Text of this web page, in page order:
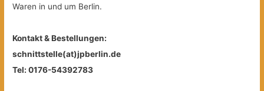
Waren in und um Berlin.
Kontakt & Bestellungen:
schnittstelle(at)jpberlin.de
Tel: 0176-54392783